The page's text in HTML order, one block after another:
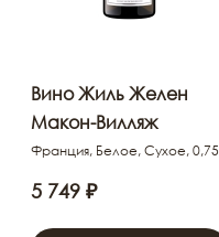
Вино Жиль Желен
Макон-Вилляж
Франция, Белое, Сухое, 0,75
5 749 ₽